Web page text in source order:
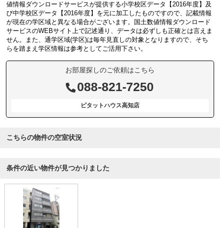
値情報ダウンロードサービスが提供する小学校区データ【2016年度】及
び中学校区データ【2016年度】を元に加工したものですので、記載情報
が現在の学区域と異なる場合がございます。国土数値情報ダウンロード
サービスのWEBサイト上で記述通り、データは必ずしも正確とは言えま
せん。また、通学区域(学区)は毎年見直しの対象となりますので、そち
らを踏まえ学区情報は参考としてご活用下さい。
お部屋探しのご依頼はこちら
088-821-7250
ピタットハウス高知店
こちらの物件の空室状況
条件の近い物件が見つかりました